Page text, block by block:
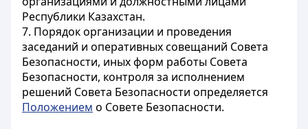
Республики Казахстан.
7. Порядок организации и проведения
заседаний и оперативных совещаний Совета
Безопасности, иных форм работы Совета
Безопасности, контроля за исполнением
решений Совета Безопасности определяется
Положением о Совете Безопасности.